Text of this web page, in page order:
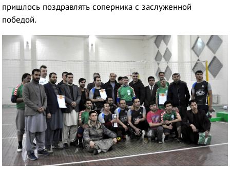
пришлось поздравлять соперника с заслуженной
победой.